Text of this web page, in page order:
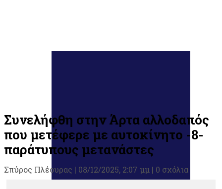
Συνελήφθη στην Άρτα αλλοδαπός
που μετέφερε με αυτοκίνητο -8-
παράτυπους μετανάστες
Σπύρος Πλέουρας | 08/12/2025, 2:07 μμ | 0 σχόλια